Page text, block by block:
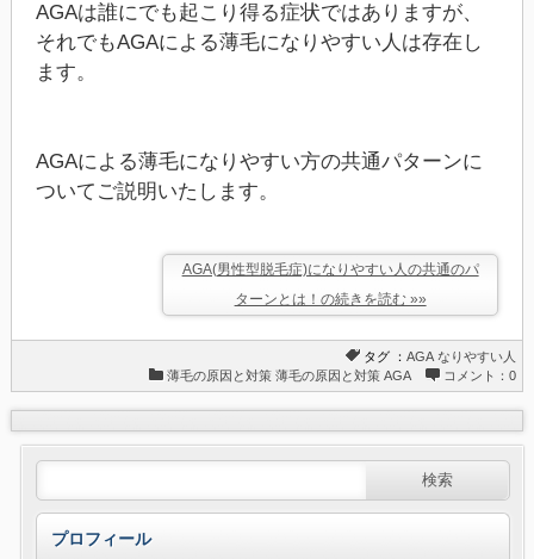
AGAは誰にでも起こり得る症状ではありますが、
それでもAGAによる薄毛になりやすい人は存在し
ます。
AGAによる薄毛になりやすい方の共通パターンに
ついてご説明いたします。
AGA(男性型脱毛症)になりやすい人の共通のパ
ターンとは！の続きを読む »»
タグ ：AGA なりやすい人
薄毛の原因と対策 薄毛の原因と対策 AGA コメント：0
プロフィール